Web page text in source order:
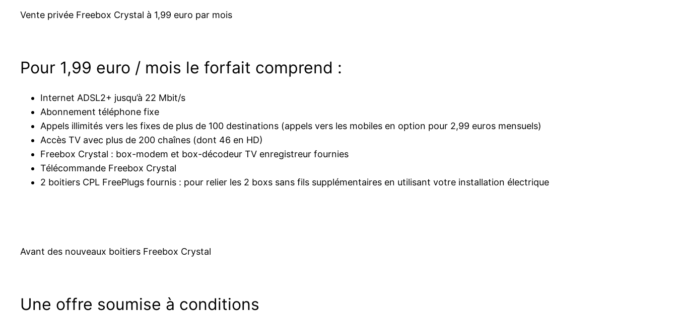
Vente privée Freebox Crystal à 1,99 euro par mois
Pour 1,99 euro / mois le forfait comprend :
Internet ADSL2+ jusqu’à 22 Mbit/s
Abonnement téléphone fixe
Appels illimités vers les fixes de plus de 100 destinations (appels vers les mobiles en option pour 2,99 euros mensuels)
Accès TV avec plus de 200 chaînes (dont 46 en HD)
Freebox Crystal : box-modem et box-décodeur TV enregistreur fournies
Télécommande Freebox Crystal
2 boitiers CPL FreePlugs fournis : pour relier les 2 boxs sans fils supplémentaires en utilisant votre installation électrique
Avant des nouveaux boitiers Freebox Crystal
Une offre soumise à conditions